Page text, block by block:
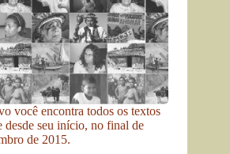
você encontra todos os textos
desde seu início, no final de
de 2015.